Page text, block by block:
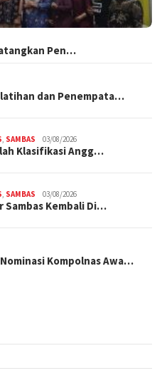
Pen…
dan Penempata…
SAMBAS 03/08/2026
Klasifikasi Angg…
SAMBAS 03/08/2026
Sambas Kembali Di…
Kompolnas Awa…